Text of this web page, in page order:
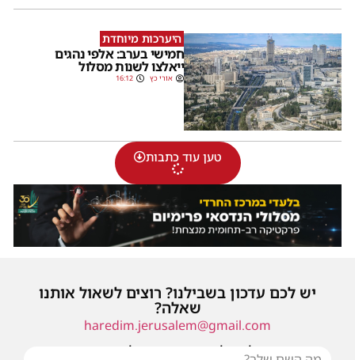
היערכות מיוחדת
חמישי בערב: אלפי נהגים
ייאלצו לשנות מסלול
אורי כץ 16:12
טען עוד כתבות
יש לכם עדכון בשבילנו? רוצים לשאול אותנו
שאלה?
haredim.jerusalem@gmail.com
או שילחו אלינו פנייה ונחזור אליכם בהקדם